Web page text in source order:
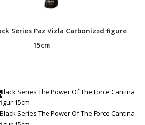
Series Paz Vizla Carbonized figure
15cm